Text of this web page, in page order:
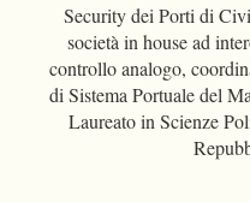
Security dei Porti di
società in house ad
controllo analogo,
di Sistema Portuale del
Laureato in Scienze